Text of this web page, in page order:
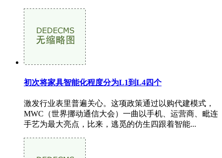
初次将家具智能化程度分为L1到L4四个
激发行业表里普遍关心。这项政策通过以购代建模式，
MWC（世界挪动通信大会）一曲以手机、运营商、毗连
手艺为最大亮点，比来，逃觅的仿生四跟着智能...